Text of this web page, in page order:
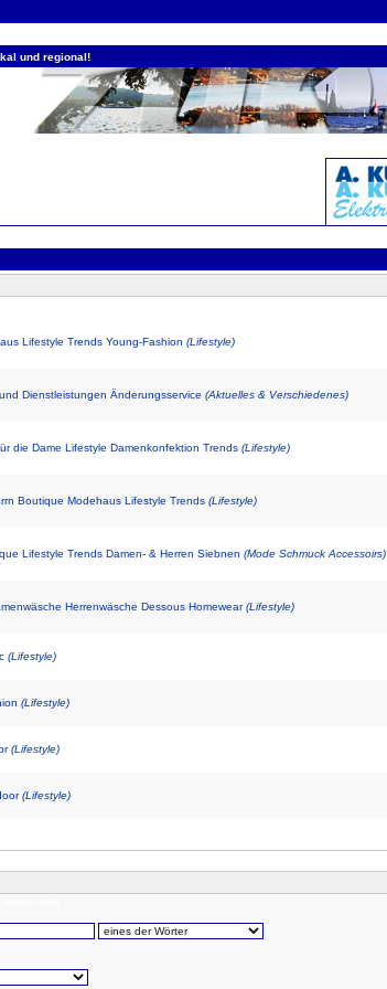
und regional!
Lifestyle Trends Young-Fashion (Lifestyle)
Dienstleistungen Änderungsservice (Aktuelles & Verschiedenes)
die Dame Lifestyle Damenkonfektion Trends (Lifestyle)
Boutique Modehaus Lifestyle Trends (Lifestyle)
Lifestyle Trends Damen- & Herren Siebnen (Mode Schmuck Accessoirs)
Herrenwäsche Dessous Homewear(Lifestyle)
(Lifestyle)
(Lifestyle)
(Lifestyle)
(Lifestyle)